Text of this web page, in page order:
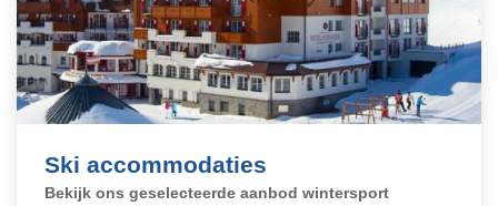
Ski accommodaties
Bekijk ons geselecteerde aanbod wintersport